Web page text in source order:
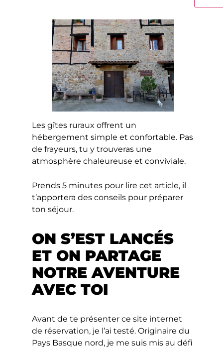
Les gîtes ruraux offrent un
hébergement simple et confortable. Pas
de frayeurs, tu y trouveras une
atmosphère chaleureuse et conviviale.
Prends 5 minutes pour lire cet article, il
t’apportera des conseils pour préparer
ton séjour.
ON S’EST LANCÉS
ET ON PARTAGE
NOTRE AVENTURE
AVEC TOI
Avant de te présenter ce site internet
de réservation, je l’ai testé. Originaire du
Pays Basque nord, je me suis mis au défi